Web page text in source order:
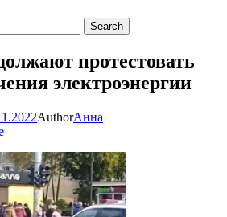
протестовать
электроэнергии
AuthorАнна